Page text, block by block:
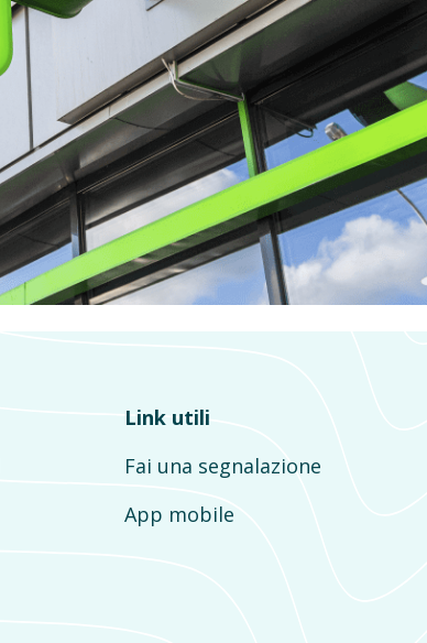
Link utili
Fai una segnalazione
App mobile